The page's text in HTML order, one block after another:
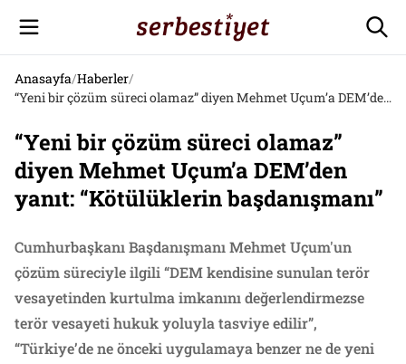
Anasayfa/Haberler/
“Yeni bir çözüm süreci olamaz” diyen Mehmet Uçum’a DEM’den yanıt: “Kötülüklerin başdanışmanı”
“Yeni bir çözüm süreci olamaz”
diyen Mehmet Uçum’a DEM’den
yanıt: “Kötülüklerin başdanışmanı”
Cumhurbaşkanı Başdanışmanı Mehmet Uçum'un
çözüm süreciyle ilgili “DEM kendisine sunulan terör
vesayetinden kurtulma imkanını değerlendirmezse
terör vesayeti hukuk yoluyla tasviye edilir”,
“Türkiye’de ne önceki uygulamaya benzer ne de yeni